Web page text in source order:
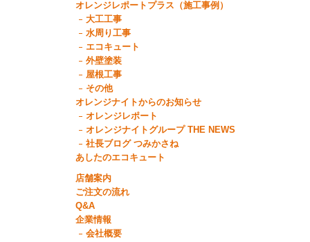
オレンジレポートプラス（施工事例）
大工工事
水周り工事
エコキュート
外壁塗装
屋根工事
その他
オレンジナイトからのお知らせ
オレンジレポート
オレンジナイトグループ THE NEWS
社長ブログ つみかさね
あしたのエコキュート
店舗案内
ご注文の流れ
Q&A
企業情報
会社概要